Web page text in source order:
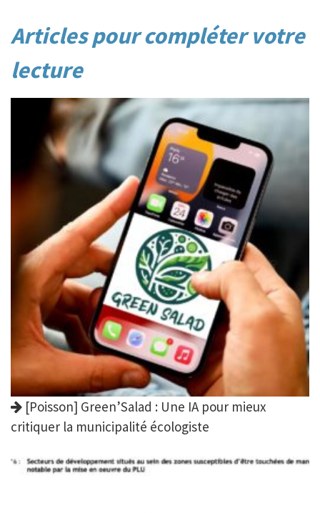
Post
navigation
Articles pour compléter votre
lecture
[Poisson] Green’Salad : Une IA pour mieux
critiquer la municipalité écologiste